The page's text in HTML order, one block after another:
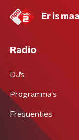
Er is
Radio
DJ’s
Programma's
Frequenties